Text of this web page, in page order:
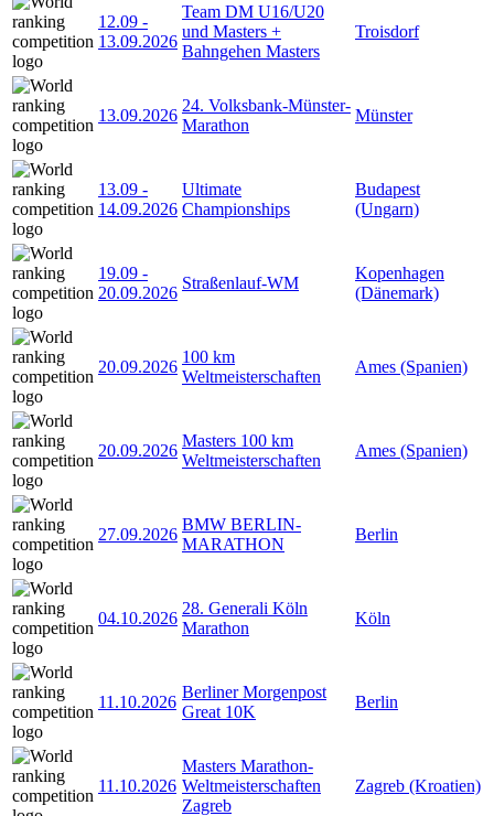
12.09 -
13.09.2026
Team DM U16/U20
und Masters +
Bahngehen Masters
Troisdorf
13.09.2026
24. Volksbank-Münster-
Marathon
Münster
13.09 -
14.09.2026
Ultimate
Championships
Budapest
(Ungarn)
19.09 -
20.09.2026
Straßenlauf-WM
Kopenhagen
(Dänemark)
20.09.2026
100 km
Weltmeisterschaften
Ames (Spanien)
20.09.2026
Masters 100 km
Weltmeisterschaften
Ames (Spanien)
27.09.2026
BMW BERLIN-
MARATHON
Berlin
04.10.2026
28. Generali Köln
Marathon
Köln
11.10.2026
Berliner Morgenpost
Great 10K
Berlin
11.10.2026
Masters Marathon-
Weltmeisterschaften
Zagreb
Zagreb (Kroatien)